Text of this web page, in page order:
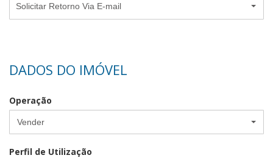
Solicitar Retorno Via E-mail
DADOS DO IMÓVEL
Operação
Vender
Perfil de Utilização